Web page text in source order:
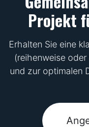
Projekt
Erhalten Sie eine
(reihenweise
und zur optimalen